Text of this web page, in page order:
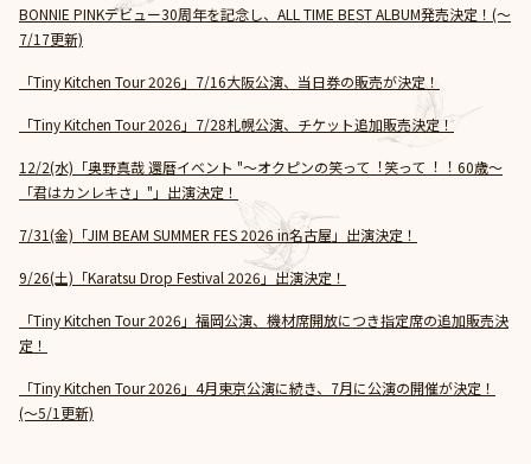
BONNIE PINKデビュー30周年を記念し、ALL TIME BEST ALBUM発売決定！(～
7/17更新)
「Tiny Kitchen Tour 2026」7/16大阪公演、当日券の販売が決定！
「Tiny Kitchen Tour 2026」7/28札幌公演、チケット追加販売決定！
12/2(水)「奥野真哉 還暦イベント "～オクピンの笑って︕笑って︕︕ 60歳～
「君はカンレキさ」"」出演決定！
7/31(金)「JIM BEAM SUMMER FES 2026 in名古屋」出演決定！
9/26(土)「Karatsu Drop Festival 2026」出演決定！
「Tiny Kitchen Tour 2026」福岡公演、機材席開放につき指定席の追加販売決
定！
「Tiny Kitchen Tour 2026」4月東京公演に続き、7月に公演の開催が決定！
(～5/1更新)